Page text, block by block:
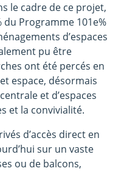
le cadre de ce projet,
du Programme 101e%
d’espaces
pu être
ont été percés en
espace, désormais
et d’espaces
et la convivialité.
d’accès direct en
sur un vaste
ou de balcons,